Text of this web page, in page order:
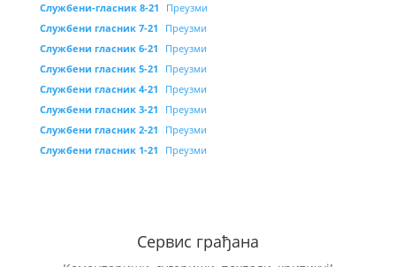
Службени-гласник 8-21
Преузми
Службени гласник 7-21
Преузми
Службени гласник 6-21
Преузми
Службени гласник 5-21
Преузми
Службени гласник 4-21
Преузми
Службени гласник 3-21
Преузми
Службени гласник 2-21
Преузми
Службени гласник 1-21
Преузми
Сервис грађана